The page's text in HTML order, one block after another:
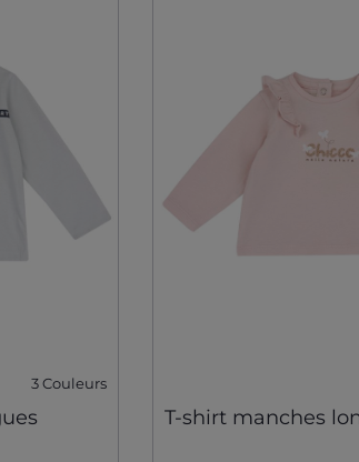
3 Couleurs
T-shirt manches